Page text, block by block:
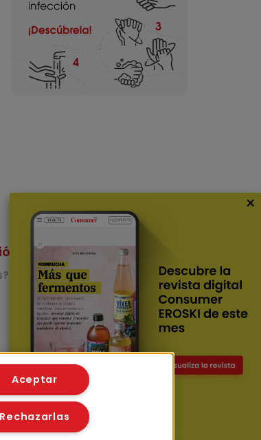
Nuestras Apps
App de recetas
App del Camino de
Santiago
×
Aceptar
Rechazarlas